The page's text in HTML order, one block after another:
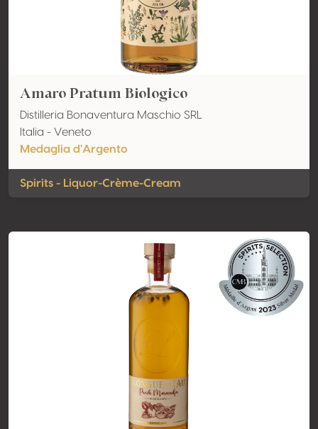
Amaro Pratum Biologico
Distilleria Bonaventura Maschio SRL
Italia - Veneto
Medaglia d'Argento
Spirits - Liquor-Crème-Cream